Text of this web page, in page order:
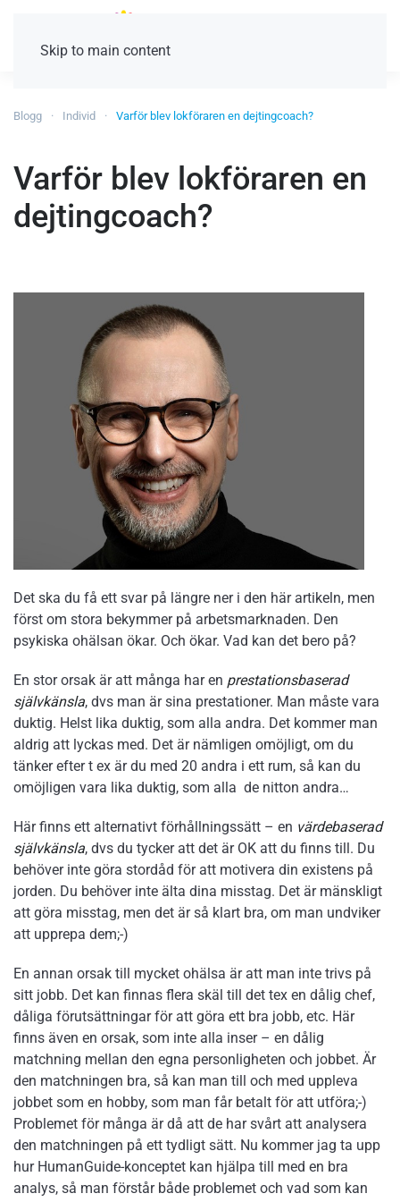
Skip to main content
Blogg Individ Varför blev lokföraren en dejtingcoach?
Varför blev lokföraren en
dejtingcoach?
Det ska du få ett svar på längre ner i den här artikeln, men
först om stora bekymmer på arbetsmarknaden. Den
psykiska ohälsan ökar. Och ökar. Vad kan det bero på?
En stor orsak är att många har en prestationsbaserad
självkänsla, dvs man är sina prestationer. Man måste vara
duktig. Helst lika duktig, som alla andra. Det kommer man
aldrig att lyckas med. Det är nämligen omöjligt, om du
tänker efter t ex är du med 20 andra i ett rum, så kan du
omöjligen vara lika duktig, som alla de nitton andra…
Här finns ett alternativt förhållningssätt – en värdebaserad
självkänsla, dvs du tycker att det är OK att du finns till. Du
behöver inte göra stordåd för att motivera din existens på
jorden. Du behöver inte älta dina misstag. Det är mänskligt
att göra misstag, men det är så klart bra, om man undviker
att upprepa dem;-)
En annan orsak till mycket ohälsa är att man inte trivs på
sitt jobb. Det kan finnas flera skäl till det tex en dålig chef,
dåliga förutsättningar för att göra ett bra jobb, etc. Här
finns även en orsak, som inte alla inser – en dålig
matchning mellan den egna personligheten och jobbet. Är
den matchningen bra, så kan man till och med uppleva
jobbet som en hobby, som man får betalt för att utföra;-)
Problemet för många är då att de har svårt att analysera
den matchningen på ett tydligt sätt. Nu kommer jag ta upp
hur HumanGuide-konceptet kan hjälpa till med en bra
analys, så man förstår både problemet och vad som kan